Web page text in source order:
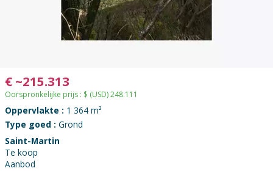
€ ~215.313
Oorspronkelijke prijs : $ (USD)248.111
Oppervlakte : 1 364 m²
Type goed : Grond
Saint-Martin
Te koop
Aanbod